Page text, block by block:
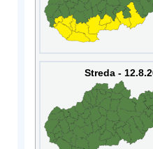
Streda -